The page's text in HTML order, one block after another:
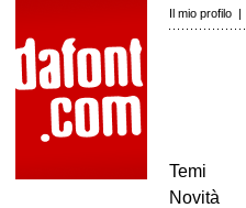
Il mio profilo |
Temi
Novità